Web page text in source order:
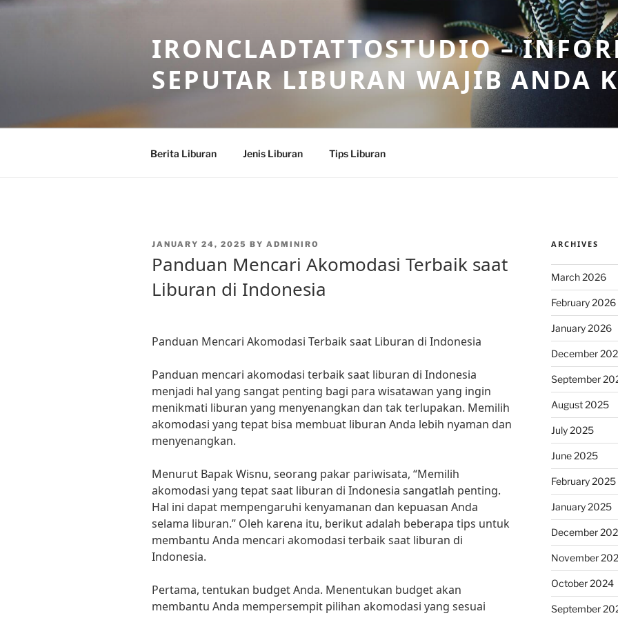
Skip
IRONCLADTATTOSTUDIO –
SEPUTAR LIBURAN WAJIB ANDA
Berita Liburan Jenis Liburan Tips Liburan
POSTED
JANUARY 24, 2025 BY ADMINIRO
Panduan Mencari Akomodasi Terbaik saat
Liburan di Indonesia
Panduan Mencari Akomodasi Terbaik saat Liburan di Indonesia
Panduan mencari akomodasi terbaik saat liburan di Indonesia
menjadi hal yang sangat penting bagi para wisatawan yang ingin
menikmati liburan yang menyenangkan dan tak terlupakan. Memilih
akomodasi yang tepat bisa membuat liburan Anda lebih nyaman dan
menyenangkan.
Menurut Bapak Wisnu, seorang pakar pariwisata, “Memilih
akomodasi yang tepat saat liburan di Indonesia sangatlah penting.
Hal ini dapat mempengaruhi kenyamanan dan kepuasan Anda
selama liburan.” Oleh karena itu, berikut adalah beberapa tips untuk
membantu Anda mencari akomodasi terbaik saat liburan di
Indonesia.
Pertama, tentukan budget Anda. Menentukan budget akan
membantu Anda mempersempit pilihan akomodasi yang sesuai
ARCHIVES
March 2026
February 2026
January 2026
December
September
August 2025
July 2025
June 2025
February 2025
January 2025
December
November
October 2024
September